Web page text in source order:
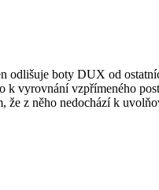
odlišuje boty DUX od
k vyrovnání vzpřímeného
z něho nedochází k